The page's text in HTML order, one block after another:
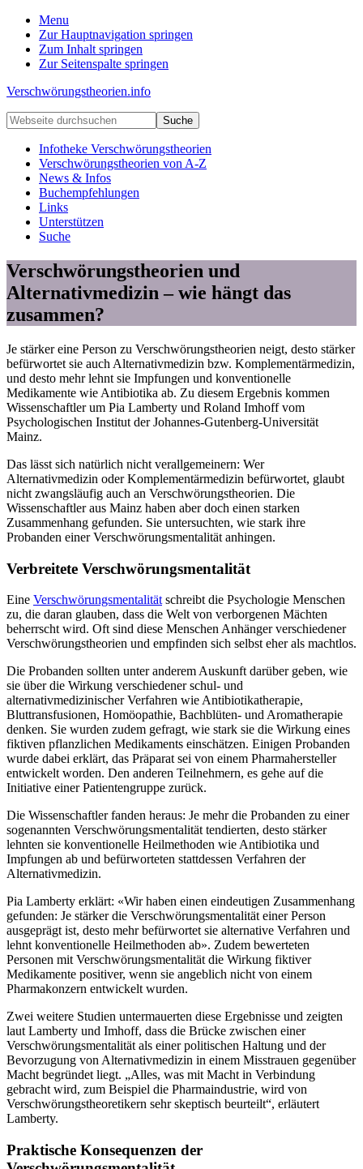
Menu
Zur Hauptnavigation springen
Zum Inhalt springen
Zur Seitenspalte springen
Verschwörungstheorien.info
Beiträge
zu
Merkmalen,
Funktionen
Risiken
konspirationistischen
Denkens
Webseite
durchsuchen
Infotheke Verschwörungstheorien
Verschwörungstheorien von A-Z
News & Infos
Buchempfehlungen
Links
Unterstützen
Suche
Verschwörungstheorien und
Alternativmedizin – wie hängt das
zusammen?
Je stärker eine Person zu Verschwörungstheorien neigt, desto stärker
befürwortet sie auch Alternativmedizin bzw. Komplementärmedizin,
und desto mehr lehnt sie Impfungen und konventionelle
Medikamente wie Antibiotika ab. Zu diesem Ergebnis kommen
Wissenschaftler um Pia Lamberty und Roland Imhoff vom
Psychologischen Institut der Johannes-Gutenberg-Universität
Mainz.
Das lässt sich natürlich nicht verallgemeinern: Wer
Alternativmedizin oder Komplementärmedizin befürwortet, glaubt
nicht zwangsläufig auch an Verschwörungstheorien. Die
Wissenschaftler aus Mainz haben aber doch einen starken
Zusammenhang gefunden. Sie untersuchten, wie stark ihre
Probanden einer Verschwörungsmentalität anhingen.
Verbreitete Verschwörungsmentalität
Eine Verschwörungsmentalität schreibt die Psychologie Menschen
zu, die daran glauben, dass die Welt von verborgenen Mächten
beherrscht wird. Oft sind diese Menschen Anhänger verschiedener
Verschwörungstheorien und empfinden sich selbst eher als machtlos.
Die Probanden sollten unter anderem Auskunft darüber geben, wie
sie über die Wirkung verschiedener schul- und
alternativmedizinischer Verfahren wie Antibiotikatherapie,
Bluttransfusionen, Homöopathie, Bachblüten- und Aromatherapie
denken. Sie wurden zudem gefragt, wie stark sie die Wirkung eines
fiktiven pflanzlichen Medikaments einschätzen. Einigen Probanden
wurde dabei erklärt, das Präparat sei von einem Pharmahersteller
entwickelt worden. Den anderen Teilnehmern, es gehe auf die
Initiative einer Patientengruppe zurück.
Die Wissenschaftler fanden heraus: Je mehr die Probanden zu einer
sogenannten Verschwörungsmentalität tendierten, desto stärker
lehnten sie konventionelle Heilmethoden wie Antibiotika und
Impfungen ab und befürworteten stattdessen Verfahren der
Alternativmedizin.
Pia Lamberty erklärt: «Wir haben einen eindeutigen Zusammenhang
gefunden: Je stärker die Verschwörungsmentalität einer Person
ausgeprägt ist, desto mehr befürwortet sie alternative Verfahren und
lehnt konventionelle Heilmethoden ab». Zudem bewerteten
Personen mit Verschwörungsmentalität die Wirkung fiktiver
Medikamente positiver, wenn sie angeblich nicht von einem
Pharmakonzern entwickelt wurden.
Zwei weitere Studien untermauerten diese Ergebnisse und zeigten
laut Lamberty und Imhoff, dass die Brücke zwischen einer
Verschwörungsmentalität als einer politischen Haltung und der
Bevorzugung von Alternativmedizin in einem Misstrauen gegenüber
Macht begründet liegt. „Alles, was mit Macht in Verbindung
gebracht wird, zum Beispiel die Pharmaindustrie, wird von
Verschwörungstheoretikern sehr skeptisch beurteilt“, erläutert
Lamberty.
Praktische Konsequenzen der